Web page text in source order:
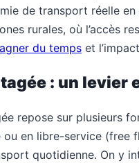
de transport réelle
rurales, où l’accès
du temps et
: un levier
repose sur plusieurs
ou en libre-service (free
quotidienne. On y